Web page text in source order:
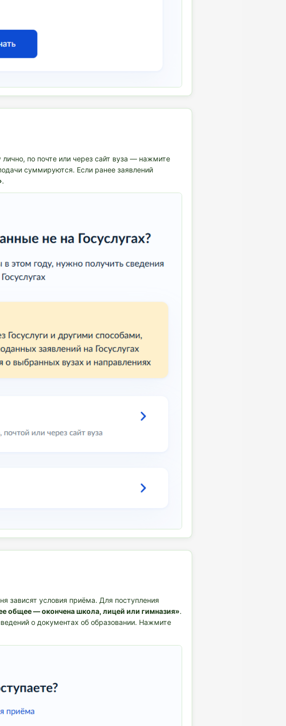
по почте или через сайт вуза — нажмите
суммируются. Если ранее заявлений
.
зависят условия приёма. Для поступления
общее — окончена школа, лицей или гимназия».
о документах об образовании. Нажмите